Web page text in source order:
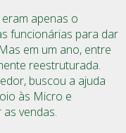
apenas o
funcionárias para dar
em um ano, entre
reestruturada.
buscou a ajuda
às Micro e
vendas.